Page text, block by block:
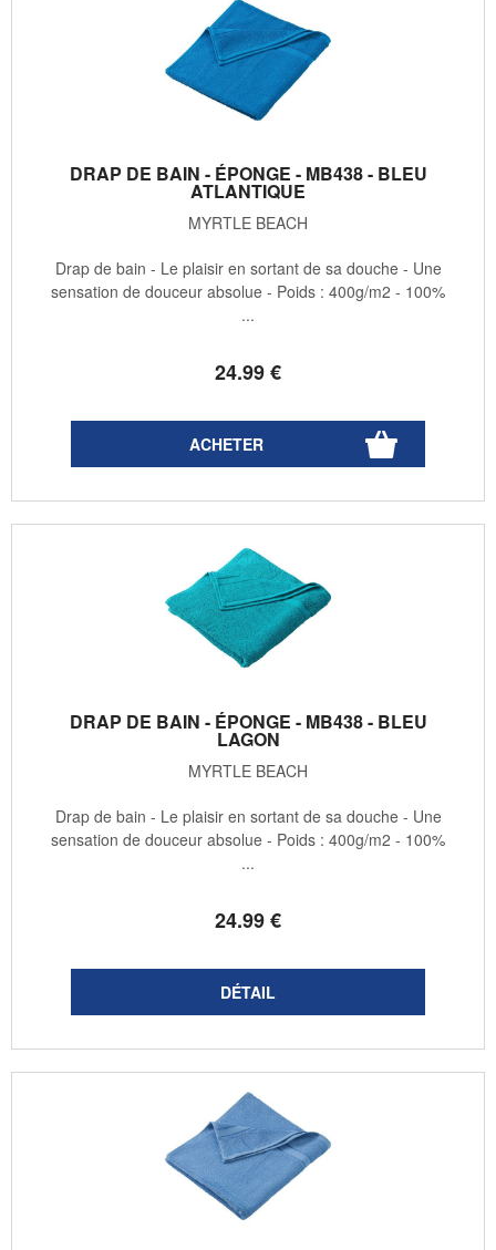
DRAP DE BAIN - ÉPONGE - MB438 - BLEU
ATLANTIQUE
MYRTLE BEACH
24.99€
Drap de bain - Le plaisir en sortant de sa douche - Une
sensation de douceur absolue - Poids : 400g/m2 - 100%
...
DRAP DE BAIN - ÉPONGE - MB438 - BLEU
LAGON
MYRTLE BEACH
24.99€
Drap de bain - Le plaisir en sortant de sa douche - Une
sensation de douceur absolue - Poids : 400g/m2 - 100%
...